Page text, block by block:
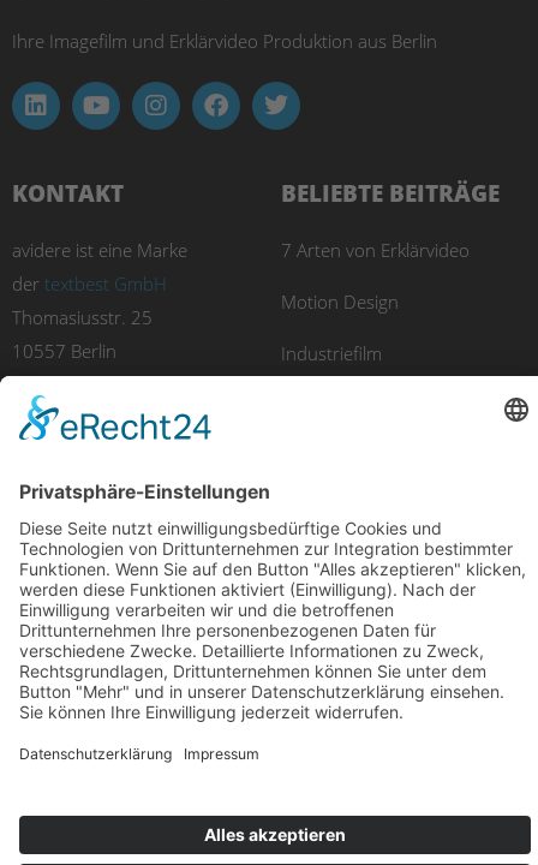
Ihre Imagefilm und Erklärvideo Produktion aus Berlin
KONTAKT
avidere ist eine Marke
der textbest GmbH
Thomasiusstr. 25
10557 Berlin
BELIEBTE BEITRÄGE
7 Arten von Erklärvideo
Motion Design
Industriefilm
UNSERE PRODUKTE
Imagefilm
Erklärvideo
Recruitingfilm
Produktfilm
Eventfilm
Luftaufnahmen
E-Learning
Videomarketing
© 2025 avidere | Film & Kommunikation